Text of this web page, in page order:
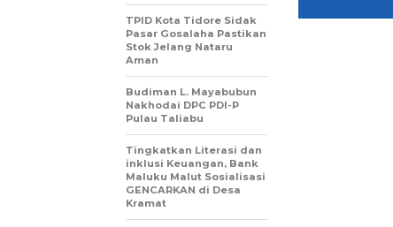
TPID Kota Tidore Sidak
Pasar Gosalaha Pastikan
Stok Jelang Nataru
Aman
Budiman L. Mayabubun
Nakhodai DPC PDI-P
Pulau Taliabu
Tingkatkan Literasi dan
inklusi Keuangan, Bank
Maluku Malut Sosialisasi
GENCARKAN di Desa
Kramat